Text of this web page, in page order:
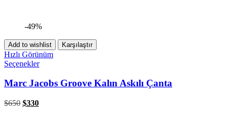
-49%
Add to wishlist Karşılaştır
Hızlı Görünüm
Seçenekler
Marc Jacobs Groove Kalın Askılı Çanta
$650 $330